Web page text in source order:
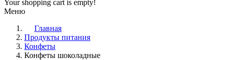
Your shopping cart is empty!
Меню
Главная
Продукты питания
Конфеты
Конфеты шоколадные